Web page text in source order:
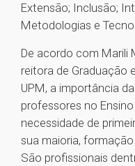
Extensão; Inclusão;
Metodologias e
De acordo com Marili
reitora de Graduação
UPM, a importância
professores no
necessidade de
sua maioria,
São profissionais